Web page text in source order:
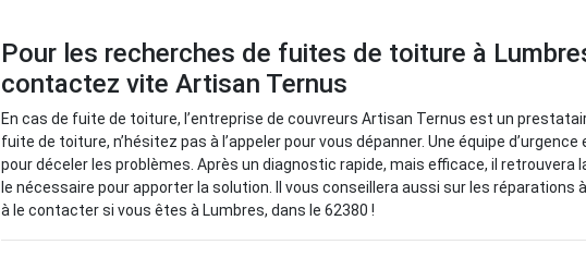
Pour les recherches de fuites de toiture à
contactez vite Artisan Ternus
En cas de fuite de toiture, l’entreprise de couvreurs Artisan Ternus est un
fuite de toiture, n’hésitez pas à l’appeler pour vous dépanner. Une équipe
pour déceler les problèmes. Après un diagnostic rapide, mais efficace, il
le nécessaire pour apporter la solution. Il vous conseillera aussi sur les réparations
à le contacter si vous êtes à Lumbres, dans le 62380 !